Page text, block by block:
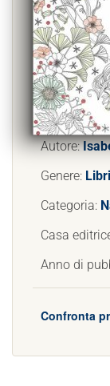
Autore:
Genere:
Categoria:
Casa
Anno di
Confronta